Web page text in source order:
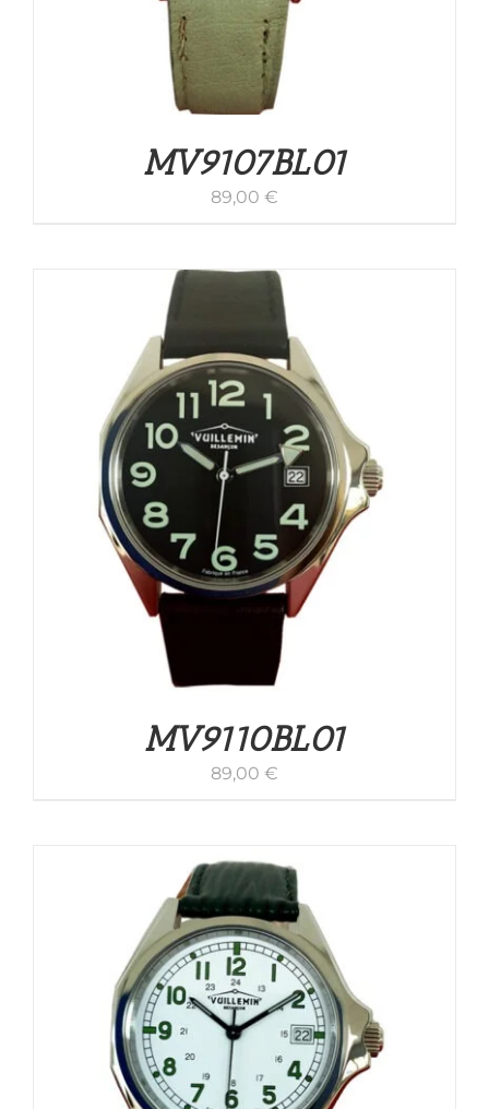
MV9107BL01
89,00 €
MV9110BL01
89,00 €